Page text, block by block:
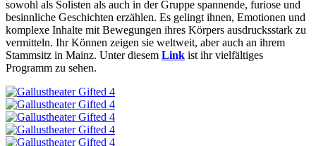
sowohl als Solisten als auch in der Gruppe spannende, furiose und
besinnliche Geschichten erzählen. Es gelingt ihnen, Emotionen und
komplexe Inhalte mit Bewegungen ihres Körpers ausdrucksstark zu
vermitteln. Ihr Können zeigen sie weltweit, aber auch an ihrem
Stammsitz in Mainz. Unter diesem Link ist ihr vielfältiges
Programm zu sehen.